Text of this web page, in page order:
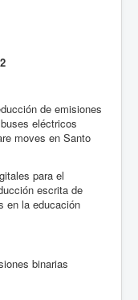
de emisiones
eléctricos
moves en Santo
para el
escrita de
en la educación
binarias